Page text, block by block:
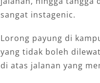
sangat instagenic.
Lorong payung di
yang tidak boleh
di atas jalanan yang